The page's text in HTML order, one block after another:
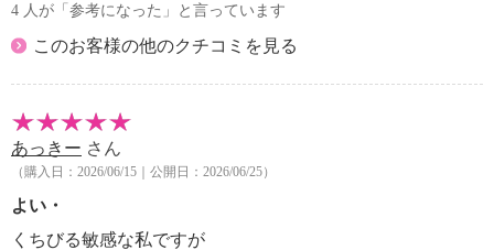
4 人が「参考になった」と言っています
このお客様の他のクチコミを見る
あっきー さん
（購入日：2026/06/15｜公開日：2026/06/25）
よい・
くちびる敏感な私ですが